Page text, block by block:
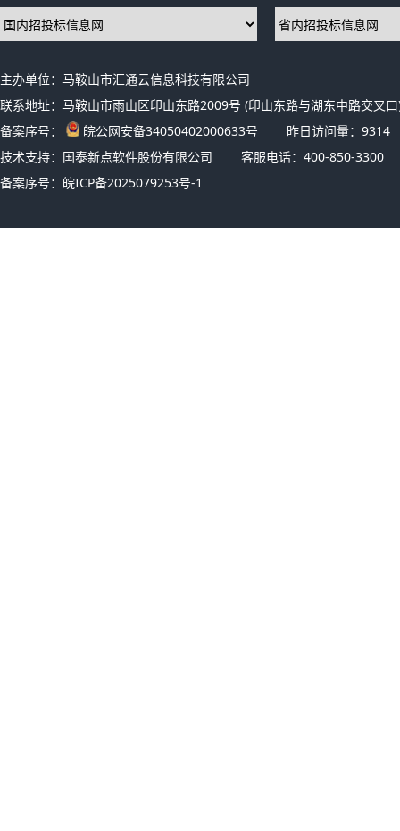
主办单位：马鞍山市汇通云信息科技有限公司
联系地址：马鞍山市雨山区印山东路2009号 (印山东路与湖东中路交叉
备案序号：
皖公网安备34050402000633号 昨日访问量： 9314
技术支持：国泰新点软件股份有限公司
客服电话：400-850-3300
备案序号： 皖ICP备2025079253号-1